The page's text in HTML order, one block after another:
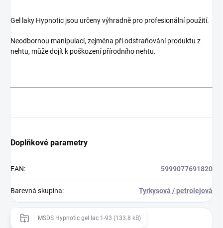
Gel laky Hypnotic jsou určeny výhradně pro profesionální použití.
Neodbornou manipulací, zejména při odstraňování produktu z
nehtu, může dojít k poškození přírodního nehtu.
Doplňkové parametry
EAN: 5999077691820
Barevná skupina: Tyrkysová / petrolejová
MSDS Hypnotic gel lac 1-93 (133.8 kB)